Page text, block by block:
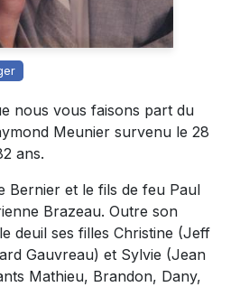
nous vous faisons part du
Meunier survenu le 28
ans.
Bernier et le fils de feu Paul
Brazeau. Outre son
deuil ses filles Christine (Jeff
Gauvreau) et Sylvie (Jean
Mathieu, Brandon, Dany,